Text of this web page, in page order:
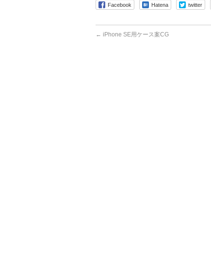
Facebook Hatena twitter
← iPhone SE用ケース案CG